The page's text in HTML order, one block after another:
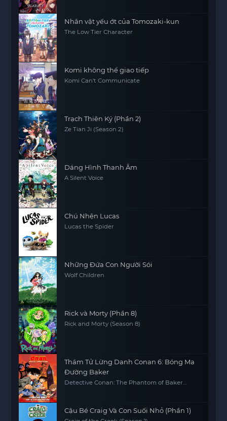
Nhân vật yếu ớt của Tomozaki-kun
The Low Tier Character
Komi không thể giao tiếp
Komi Can't Communicate
Trạch Thiên Ký (Phần 2)
Ze Tian Ji (Season 2)
Dáng Hình Thanh Âm
A Silent Voice
Chú Nhện Lucas
Lucas the Spider
Những Đứa Con Người Sói
Wolf Children
Rick và Morty (Phần 8)
Rick and Morty (Season 8)
Thám Tử Lừng Danh Conan 6: Bóng Ma
Đường Baker
Detective Conan: The Phantom of Baker
Cậu Bé Craig Và Con Suối Nhỏ (Phần 1)